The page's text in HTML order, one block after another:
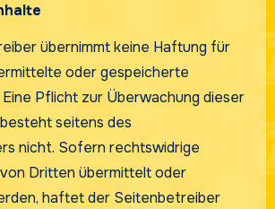
übernimmt keine Haftung für
oder gespeicherte
Pflicht zur Überwachung dieser
seitens des
nicht. Sofern rechtswidrige
Dritten übermittelt oder
haftet der Seitenbetreiber